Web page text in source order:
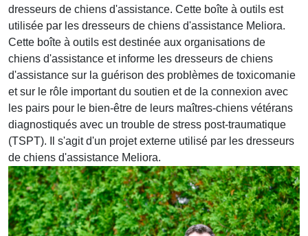
dresseurs de chiens d'assistance. Cette boîte à outils est
utilisée par les dresseurs de chiens d'assistance Meliora.
Cette boîte à outils est destinée aux organisations de
chiens d'assistance et informe les dresseurs de chiens
d'assistance sur la guérison des problèmes de toxicomanie
et sur le rôle important du soutien et de la connexion avec
les pairs pour le bien-être de leurs maîtres-chiens vétérans
diagnostiqués avec un trouble de stress post-traumatique
(TSPT). Il s'agit d'un projet externe utilisé par les dresseurs
de chiens d'assistance Meliora.